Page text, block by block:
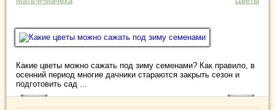
Какие цветы можно сажать под зиму семенами? Как правило, в
осенний период многие дачники стараются закрыть сезон и
подготовить сад ...